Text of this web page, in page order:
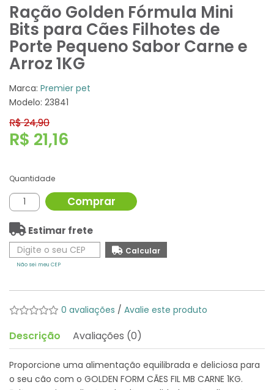
Ração Golden Fórmula Mini
Bits para Cães Filhotes de
Porte Pequeno Sabor Carne e
Arroz 1KG
Marca: Premier pet
Modelo: 23841
R$ 24,90
R$ 21,16
Quantidade
Comprar
Estimar frete
Não sei meu CEP
0 avaliações / Avalie este produto
Descrição Avaliações (0)
Proporcione uma alimentação equilibrada e deliciosa para
o seu cão com o GOLDEN FORM CÃES FIL MB CARNE 1KG.